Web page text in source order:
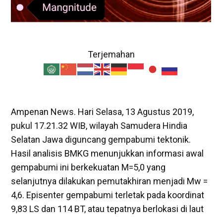
Terjemahan
Ampenan News. Hari Selasa, 13 Agustus 2019,
pukul 17.21.32 WIB, wilayah Samudera Hindia
Selatan Jawa diguncang gempabumi tektonik.
Hasil analisis BMKG menunjukkan informasi awal
gempabumi ini berkekuatan M=5,0 yang
selanjutnya dilakukan pemutakhiran menjadi Mw =
4,6. Episenter gempabumi terletak pada koordinat
9,83 LS dan 114 BT, atau tepatnya berlokasi di laut